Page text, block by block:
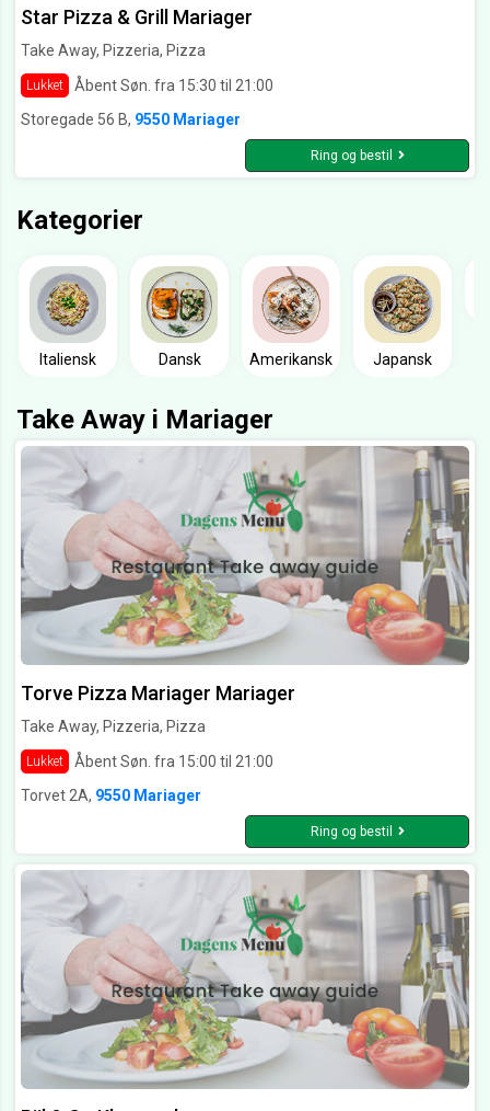
Star Pizza & Grill Mariager
Take Away, Pizzeria, Pizza
Lukket
Åbent Søn. fra 15:30 til 21:00
Storegade 56 B, 9550 Mariager
Ring og bestil
Kategorier
Italiensk Dansk Amerikansk Japansk
Take Away i Mariager
Torve Pizza Mariager Mariager
Take Away, Pizzeria, Pizza
Lukket
Åbent Søn. fra 15:00 til 21:00
Torvet 2A, 9550 Mariager
Ring og bestil